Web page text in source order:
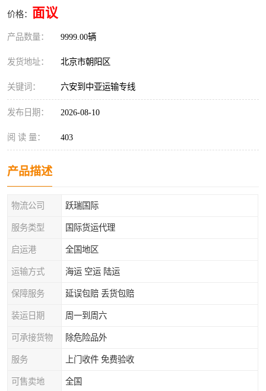
价格： 面议
产品数量： 9999.00辆
发货地址： 北京市朝阳区
关键词： 六安到中亚运输专线
发布日期： 2026-08-10
阅 读 量： 403
产品描述
物流公司 跃瑞国际
服务类型 国际货运代理
启运港 全国地区
运输方式 海运 空运 陆运
保障服务 延误包赔 丢货包赔
装运日期 周一到周六
可承接货物 除危险品外
服务 上门收件 免费验收
可售卖地 全国